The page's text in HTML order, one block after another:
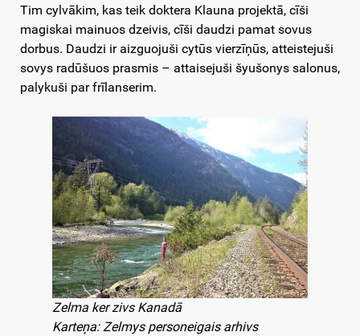
Tim cylvākim, kas teik doktera Klauna projektā, cīši
magiskai mainuos dzeivis, cīši daudzi pamat sovus
dorbus. Daudzi ir aizguojuši cytūs vierzīņūs, atteistejuši
sovys radūšuos prasmis – attaisejuši šyušonys salonus,
palykuši par frīlanserim.
Zelma ker zivs Kanadā
Karteņa: Zelmys personeigais arhivs